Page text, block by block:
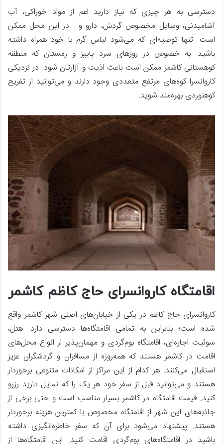
دسترسی به هر چیزی که نیاز دارید اعم از مواد خوراکی، آب
آشامیدنی، وسایل مخصوص گردش، دارو و… در این محل ممکن
است. تنها توصیه‌ای که می‌شود لباس گرم با خود همراه داشته
باشید. به خصوص در روزهای سرد پاییز و زمستان که منطقه
کوهستانی کاشمر ممکن است باعث اذیت و آزارتان شود. در نزدیکی
کاروانسرا کوه‌های مرتفع متعددی وجود دارند و می‌توانید از تفریح
کوهنوردی بهره‌مند شوید.
اقامتگاه کاروانسرای حاج کاظم کاشمر
کاروانسرای حاج کاظم در یکی از خیابان‌های اصلی شهر کاشمر واقع
شده است؛ بنابراین به تمامی اقامتگاه‌ها دسترسی دارد. هتل،
سوئیت اجاره‌ای، اقامتگاه بوم‌گردی و مهمان‌پذیر از انواع محل‌های
اقامت در کاشمر هستند که همه‌روزه از مسافران و گردشگران عزیز
استقبال می‌کنند. هر کدام از این مراکز از امکانات متنوعی برخوردار
هستند و می‌توانید قبل از سفر خود هر یک را که تمایل دارید رزرو
کنید. قیمت اقامتگاه در کاشمر بسیار مناسب است و حتی برخی از
جاذبه‌های این شهر از اقامتگاه مخصوص با کمترین هزینه برخوردار
هستند. پیشنهاد می‌شود برای آن که سفر خاطره‌انگیزی داشته
باشید در اقامتگاه‌های بوم‌گردی اقامت کنید. این اقامتگاه‌ها از